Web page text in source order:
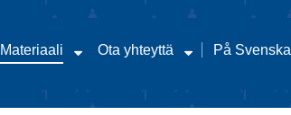
Materiaali Ota yhteyttä På Svenska